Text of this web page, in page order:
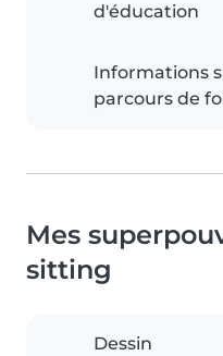
d'éducation
Informations
parcours de
Mes
sitting
Dessin